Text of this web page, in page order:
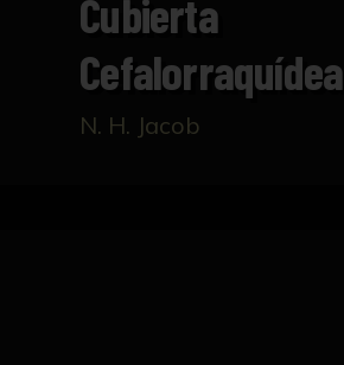
Cubierta
Cefalorraquídea
N. H. Jacob